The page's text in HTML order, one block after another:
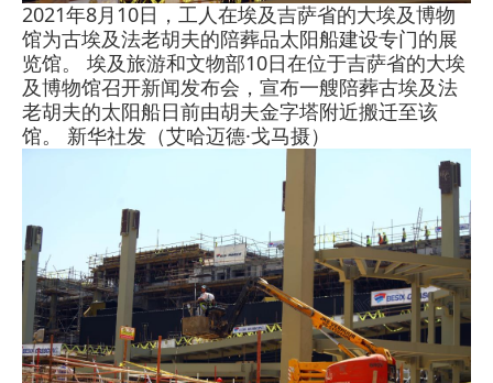
2021年8月10日，工人在埃及吉萨省的大埃及博物
馆为古埃及法老胡夫的陪葬品太阳船建设专门的展
览馆。 埃及旅游和文物部10日在位于吉萨省的大埃
及博物馆召开新闻发布会，宣布一艘陪葬古埃及法
老胡夫的太阳船日前由胡夫金字塔附近搬迁至该
馆。 新华社发（艾哈迈德·戈马摄）